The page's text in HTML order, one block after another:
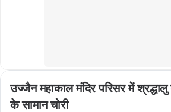
उज्जैन महाकाल मंदिर परिसर में
के सामान चोरी